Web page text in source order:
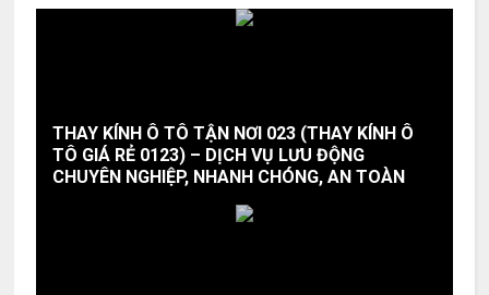
THAY KÍNH Ô TÔ TẬN NƠI 023 (THAY KÍNH Ô
TÔ GIÁ RẺ 0123) – DỊCH VỤ LƯU ĐỘNG
CHUYÊN NGHIỆP, NHANH CHÓNG, AN TOÀN